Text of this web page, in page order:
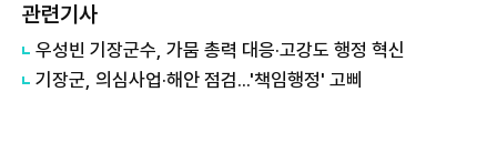
관련기사
우성빈 기장군수, 가뭄 총력 대응·고강도 행정 혁신
기장군, 의심사업·해안 점검...'책임행정' 고삐